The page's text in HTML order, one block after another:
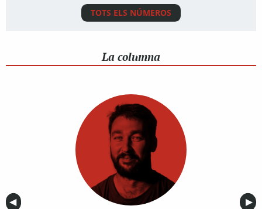
TOTS ELS NÚMEROS
La columna
Anterior
◀︎ ▶︎